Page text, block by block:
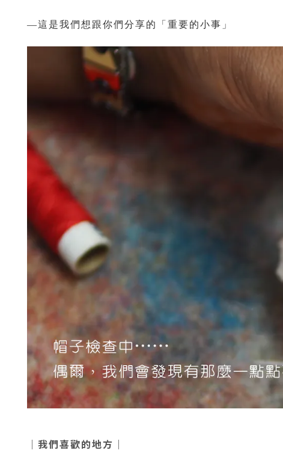
—這是我們想跟你們分享的「重要的小事」
｜我們喜歡的地方｜